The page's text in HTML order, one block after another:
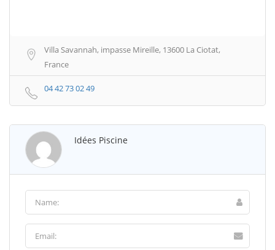
Villa Savannah, impasse Mireille, 13600 La Ciotat,
France
04 42 73 02 49
Idées Piscine